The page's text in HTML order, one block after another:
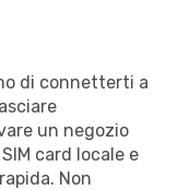
di connetterti a
un negozio
card locale e
Non